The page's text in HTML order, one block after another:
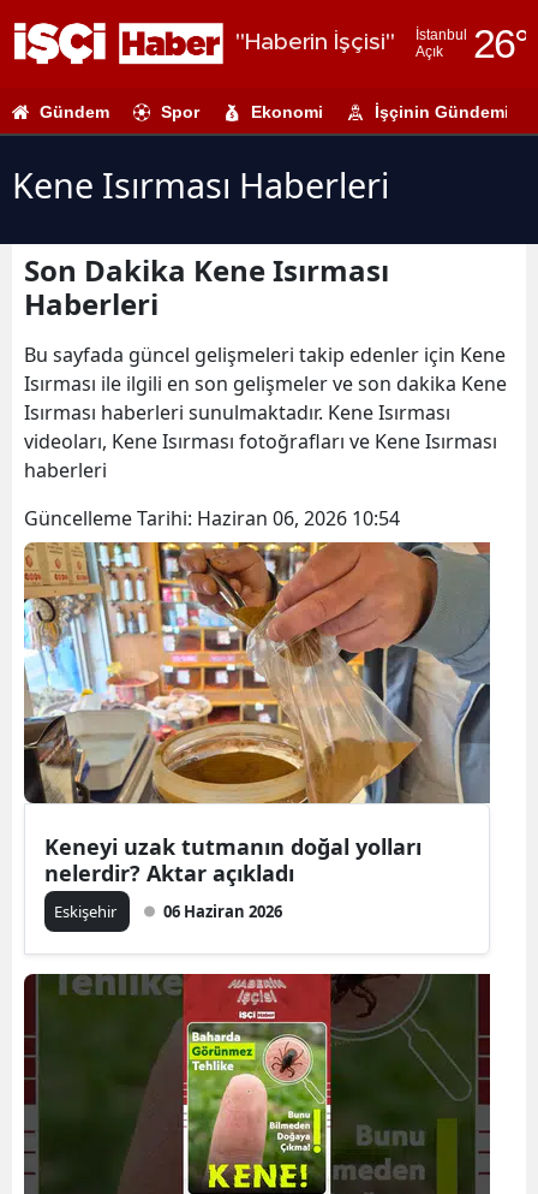
"Haberin İşçisi"
İstanbul
Açık
26°
Adıyaman
Antalya
Artvin
Bilecik
Bingöl
Bitlis
Bolu
Burdur
Bursa
Çorum
Diyarbakır
Edirne
Elazığ
Gündem Spor Ekonomi İşçinin Gündemi
Kene Isırması Haberleri
Son Dakika Kene Isırması
Haberleri
Bu sayfada güncel gelişmeleri takip edenler için Kene
Isırması ile ilgili en son gelişmeler ve son dakika Kene
Isırması haberleri sunulmaktadır. Kene Isırması
videoları, Kene Isırması fotoğrafları ve Kene Isırması
haberleri
Güncelleme Tarihi: Haziran 06, 2026 10:54
Keneyi uzak tutmanın doğal yolları
nelerdir? Aktar açıkladı
Eskişehir 06 Haziran 2026